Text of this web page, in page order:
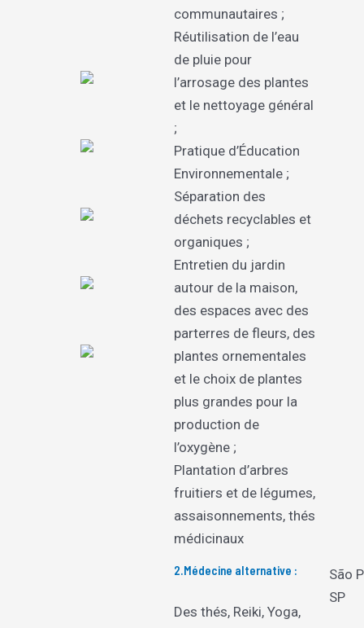
communautaires ;
Réutilisation de l’eau
de pluie pour
l’arrosage des plantes
et le nettoyage général
;
Pratique d’Éducation
Environnementale ;
Séparation des
déchets recyclables et
organiques ;
Entretien du jardin
autour de la maison,
des espaces avec des
parterres de fleurs, des
plantes ornementales
et le choix de plantes
plus grandes pour la
production de
l’oxygène ;
Plantation d’arbres
fruitiers et de légumes,
assaisonnements, thés
médicinaux
2.Médecine alternative :
Des thés, Reiki, Yoga,
São
SP